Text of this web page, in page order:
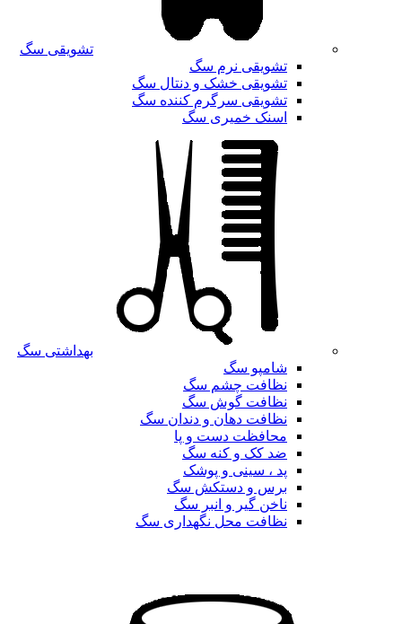
تشویقی سگ
تشویقی نرم سگ
تشویقی خشک و دنتال سگ
تشویقی سرگرم کننده سگ
اسنک خمیری سگ
بهداشتی سگ
شامپو سگ
نظافت چشم سگ
نظافت گوش سگ
نظافت دهان و دندان سگ
محافظت دست و پا
ضد کک و کنه سگ
پد ، سینی و پوشک
برس و دستکش سگ
ناخن گیر و انبر سگ
نظافت محل نگهداری سگ